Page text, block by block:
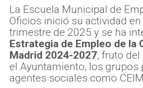
La Escuela Municipal de
Oficios inició su actividad
trimestre de 2025 y se ha
Estrategia de Empleo de la
Madrid 2024-2027, fruto
el Ayuntamiento, los grupos
agentes sociales como